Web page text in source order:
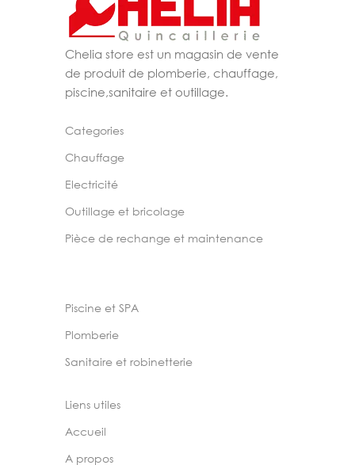
Chelia store est un magasin de vente
de produit de plomberie, chauffage,
piscine,sanitaire et outillage.
Categories
Chauffage
Electricité
Outillage et bricolage
Pièce de rechange et maintenance
Piscine et SPA
Plomberie
Sanitaire et robinetterie
Liens utiles
Accueil
A propos